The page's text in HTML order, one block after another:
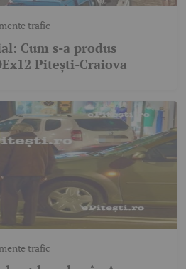
trafic
Cum s-a produs
Pitești-Craiova
trafic